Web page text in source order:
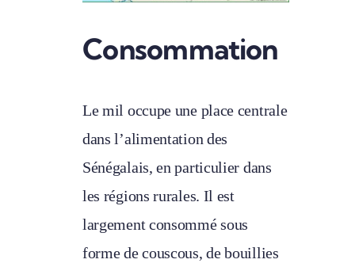
Consommation
Le mil occupe une place centrale
dans l’alimentation des
Sénégalais, en particulier dans
les régions rurales. Il est
largement consommé sous
forme de couscous, de bouillies